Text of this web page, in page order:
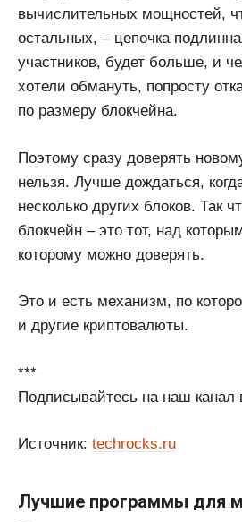
вычислительных мощностей,
остальных, – цепочка
участников, будет больше, и
хотели обмануть, попросту
по размеру блокчейна.
Поэтому сразу доверять
нельзя. Лучше дождаться,
несколько других блоков. Так
блокчейн – это тот, над
которому можно доверять.
Это и есть механизм, по
и другие криптовалюты.
***
Подписывайтесь на наш канал
Источник: techrocks.ru
Лучшие программы для